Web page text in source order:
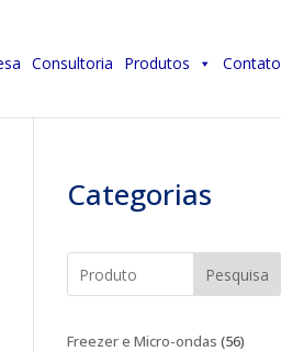
Consultoria Produtos Contato
Categorias
Pesquisa
Freezer e Micro-ondas 5656